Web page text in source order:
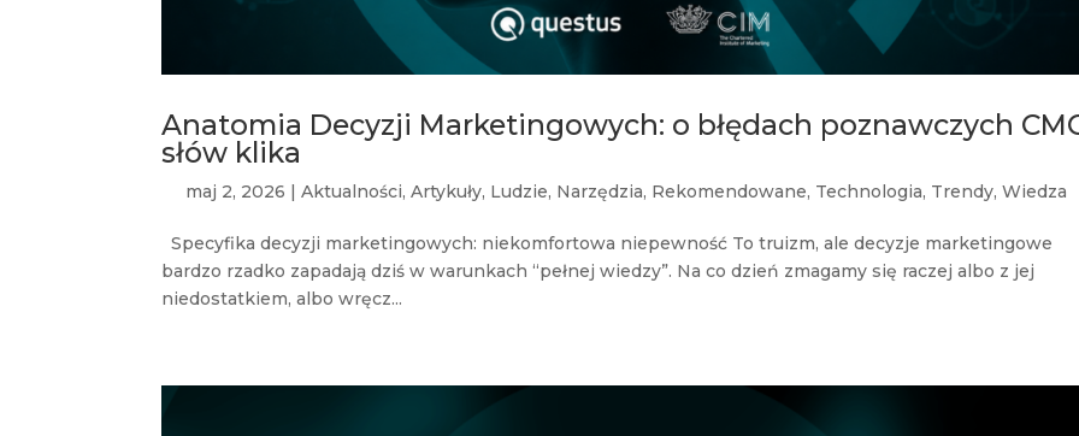
Anatomia Decyzji Marketingowych: o błędach poznawczych
słów klika
maj 2, 2026 |Aktualności,Artykuły, Ludzie, Narzędzia, Rekomendowane, Technologia, Trendy,Wiedza
Specyfika decyzji marketingowych: niekomfortowa niepewność To truizm, ale decyzje marketingowe
bardzo rzadko zapadają dziś w warunkach “pełnej wiedzy”. Na co dzień zmagamy się raczej albo z jej
niedostatkiem, albo wręcz...